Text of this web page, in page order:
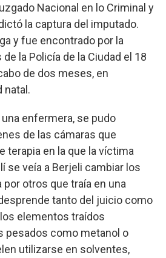
Nacional en lo Criminal y
la captura del imputado.
y fue encontrado por la
la Policía de la Ciudad el 18
de dos meses, en
natal.
enfermera, se pudo
de las cámaras que
terapia en la que la víctima
se veía a Berjeli cambiar los
otros que traía en una
tanto del juicio como
elementos traídos
pesados como metanol o
utilizarse en solventes,